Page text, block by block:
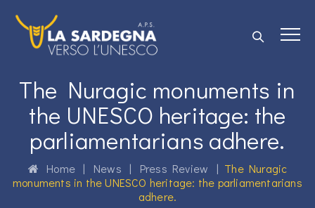
The Nuragic monuments in
the UNESCO heritage: the
parliamentarians adhere.
Home| News | Press Review | The Nuragic
monuments in the UNESCO heritage: the parliamentarians
adhere.